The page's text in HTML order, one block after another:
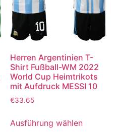
Herren Argentinien T-
Shirt Fußball-WM 2022
World Cup Heimtrikots
mit Aufdruck MESSI 10
€33.65
Ausführung wählen